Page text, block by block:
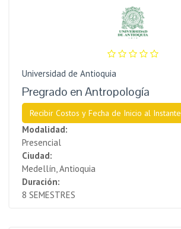
Universidad de Antioquia
Pregrado en Antropología
Recibir Costos y Fecha de Inicio al Instante
Modalidad:
Presencial
Ciudad:
Medellín, Antioquia
Duración:
8 SEMESTRES